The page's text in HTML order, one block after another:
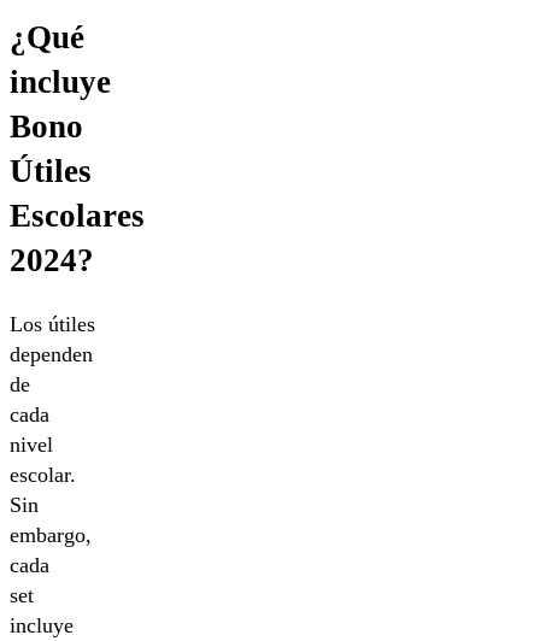
¿Qué
incluye
Bono
Útiles
Escolares
2024?
Los útiles
dependen
de
cada
nivel
escolar.
Sin
embargo,
cada
set
incluye